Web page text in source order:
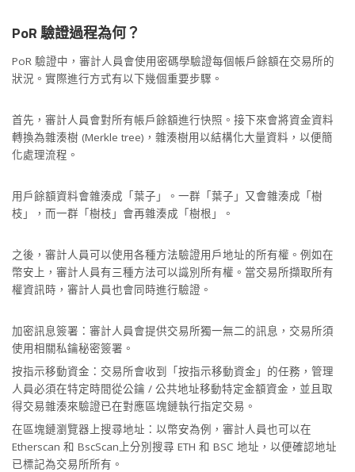
PoR驗證過程為何？
PoR 驗證中，審計人員會使用密碼學驗證每個帳戶餘額在交易所的
狀況。實際進行方式有以下幾個重要步驟。
首先，審計人員會對所有帳戶餘額進行快照。接下來會將資金資料
轉換為雜湊樹 (Merkle tree)，雜湊樹用以結構化大量資料，以便簡
化處理流程。
用戶餘額資料會雜湊成「葉子」。一群「葉子」又會雜湊成「樹
枝」，而一群「樹枝」會再雜湊成「樹根」。
之後，審計人員可以使用各種方法驗證用戶地址的所有權。例如在
幣安上，審計人員有三種方法可以識別所有權。當交易所擷取所有
權資訊時，審計人員也會同時進行驗證。
加密訊息簽署：審計人員會提供交易所獨一無二的訊息，交易所須
使用相關私鑰秘密簽署。
按指示移動資金：交易所會收到「按指示移動資金」的任務，管理
人員必須在特定時間從公鑰 / 公共地址移動特定金額資金，並且取
得交易雜湊來驗證已在對應區塊鏈執行指定交易。
在區塊鏈瀏覽器上搜尋地址：以幣安為例，審計人員也可以在
Etherscan 和 BscScan上分別搜尋 ETH 和 BSC 地址，以便確認地址
已標記為交易所所有。